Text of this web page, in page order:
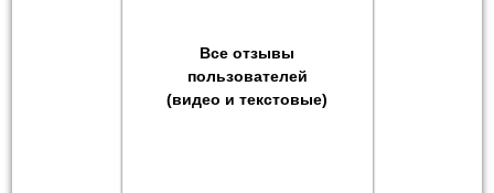
Все отзывы
пользователей
(видео и текстовые)